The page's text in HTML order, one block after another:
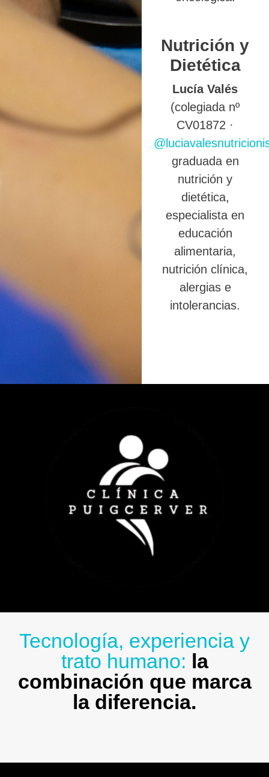
Nutrición y
Dietética
Lucía Valés
(colegiada nº
CV01872 ·
graduada en
nutrición y
dietética,
especialista en
educación
alimentaria,
nutrición clínica,
alergias e
intolerancias.
Tecnología, experiencia y
trato humano: la
combinación que marca
la diferencia.